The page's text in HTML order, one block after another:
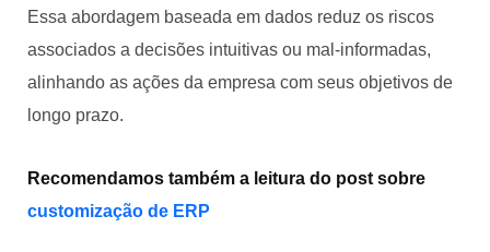
Essa abordagem baseada em dados reduz os riscos
associados a decisões intuitivas ou mal-informadas,
alinhando as ações da empresa com seus objetivos de
longo prazo.
Recomendamos também a leitura do post sobre
customização de ERP